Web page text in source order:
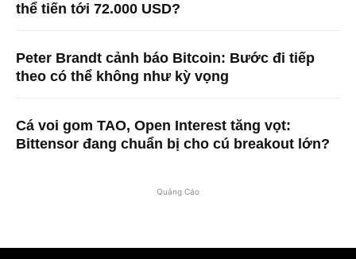
thể tiến tới 72.000 USD?
Peter Brandt cảnh báo Bitcoin: Bước đi tiếp
theo có thể không như kỳ vọng
Cá voi gom TAO, Open Interest tăng vọt:
Bittensor đang chuẩn bị cho cú breakout lớn?
Quảng Cáo